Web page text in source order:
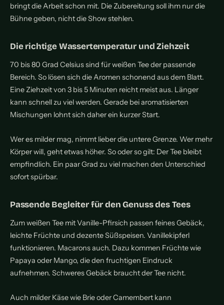
bringt die Arbeit schon mit. Die Zubereitung soll ihm nur die
Bühne geben, nicht die Show stehlen.
Die richtige Wassertemperatur und Ziehzeit
70 bis 80 Grad Celsius sind für weißen Tee der passende
Bereich. So lösen sich die Aromen schonend aus dem Blatt.
Eine Ziehzeit von 3 bis 5 Minuten reicht meist aus. Länger
kann schnell zu viel werden. Gerade bei aromatisierten
Mischungen lohnt sich daher ein kurzer Start.
Wer es milder mag, nimmt lieber die untere Grenze. Wer mehr
Körper will, geht etwas höher. So oder so gilt: Der Tee bleibt
empfindlich. Ein paar Grad zu viel machen den Unterschied
sofort spürbar.
Passende Begleiter für den Genuss des Tees
Zum weißen Tee mit Vanille-Pfirsich passen feines Gebäck,
leichte Früchte und dezente Süßspeisen. Vanillekipferl
funktionieren. Macarons auch. Dazu kommen Früchte wie
Papaya oder Mango, die den fruchtigen Eindruck
aufnehmen. Schweres Gebäck braucht der Tee nicht.
Auch milder Käse wie Brie oder Camembert kann